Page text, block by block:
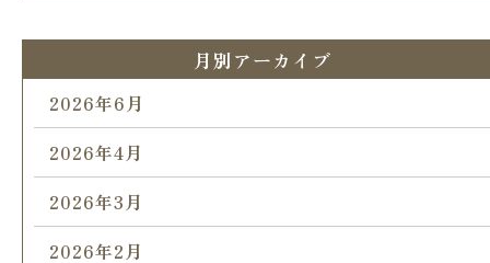
月別アーカイブ
2026年6月
2026年4月
2026年3月
2026年2月